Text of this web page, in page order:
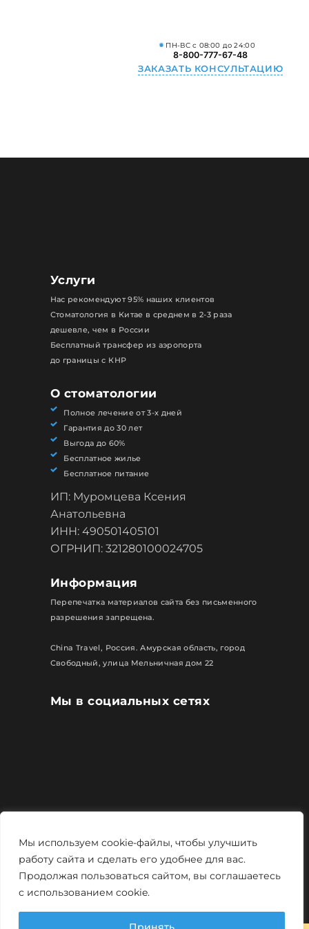
Мы используем cookie-файлы, чтобы улучшить
работу сайта и сделать его удобнее для вас.
Продолжая пользоваться сайтом, вы соглашаетесь
с использованием cookie.
ПН-ВС с 08:00 до 24:00
8-800-777-67-48
ЗАКАЗАТЬ КОНСУЛЬТАЦИЮ
Мы в социальных сетях
Услуги
Нас рекомендуют 95% наших клиентов
Стоматология в Китае в среднем в 2-3 раза
дешевле, чем в России
Бесплатный трансфер из аэропорта
до границы с КНР
О стоматологии
Полное лечение от 3-х дней
Гарантия до 30 лет
Выгода до 60%
Бесплатное жилье
Бесплатное питание
ИП: Муромцева Ксения
Анатольевна
ИНН: 490501405101
ОГРНИП: 321280100024705
Информация
Перепечатка материалов сайта без письменного
разрешения запрещена.
China Travel, Россия. Амурская область, город
Свободный, улица Мельничная дом 22
Политика конфиденциальности
Мощно и креативно отMonstro-studio